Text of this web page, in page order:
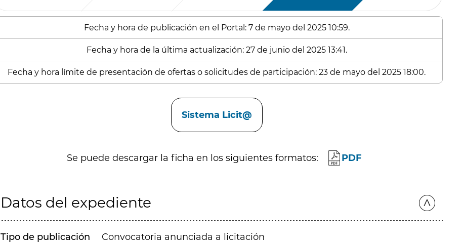
Fecha y hora de publicación en el Portal: 7 de mayo del 2025 10:59.
Fecha y hora de la última actualización: 27 de junio del 2025 13:41.
Fecha y hora límite de presentación de ofertas o solicitudes de participación: 23 de mayo del 2025 18:00.
Sistema Licit@
Se puede descargar la ficha en los siguientes formatos: PDF
Datos del expediente
Tipo de publicación Convocatoria anunciada a licitación